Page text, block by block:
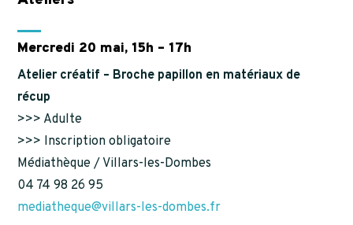
Mercredi 20 mai, 15h – 17h
Atelier créatif – Broche papillon en matériaux de
récup
>>> Adulte
>>> Inscription obligatoire
Médiathèque / Villars-les-Dombes
04 74 98 26 95
mediatheque@villars-les-dombes.fr